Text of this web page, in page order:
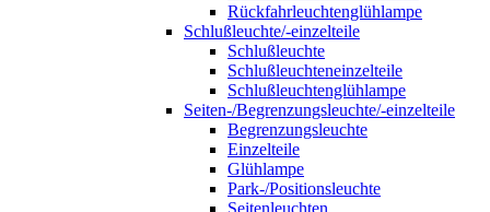
Rückfahrleuchtenglühlampe
Schlußleuchte/-einzelteile
Schlußleuchte
Schlußleuchteneinzelteile
Schlußleuchtenglühlampe
Seiten-/Begrenzungsleuchte/-einzelteile
Begrenzungsleuchte
Einzelteile
Glühlampe
Park-/Positionsleuchte
Seitenleuchten